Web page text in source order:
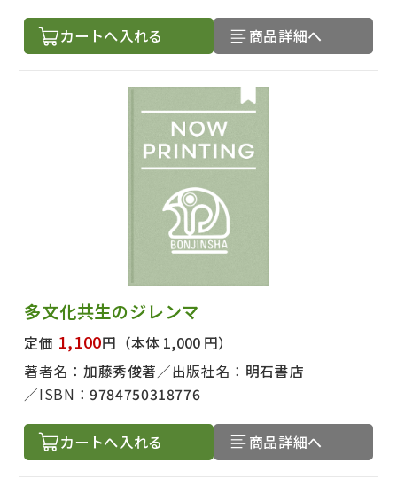
カートへ入れる 商品詳細へ
多文化共生のジレンマ
定価 1,100円 （本体 1,000 円）
著者名： 加藤秀俊著 出版社名： 明石書店
ISBN：9784750318776
カートへ入れる 商品詳細へ